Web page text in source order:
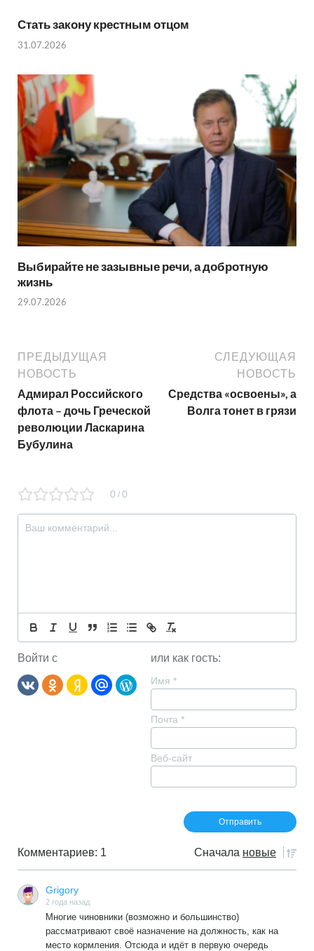
Стать закону крестным отцом
31.07.2026
Выбирайте не зазывные речи, а добротную
жизнь
29.07.2026
ПРЕДЫДУЩАЯ
НОВОСТЬ
Адмирал Российского
флота – дочь Греческой
революции Ласкарина
Бубулина
СЛЕДУЮЩАЯ
НОВОСТЬ
Средства «освоены», а
Волга тонет в грязи
0 / 0
Войти с или как гость:
Имя *
Почта *
Веб-сайт
Комментариев: 1 Сначала новые
Grigory
2 года назад
Многие чиновники (возможно и большинство)
рассматривают своё назначение на должность, как на
место кормления. Отсюда и идёт в первую очередь